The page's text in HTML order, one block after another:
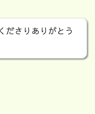
ださりありがとう